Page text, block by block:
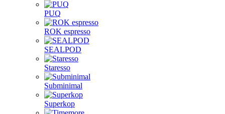
PUQ
ROK espresso
SEALPOD
Staresso
Subminimal
Superkop